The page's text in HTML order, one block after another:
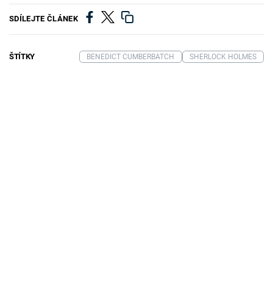
SDÍLEJTE ČLÁNEK
ŠTÍTKY BENEDICT CUMBERBATCH SHERLOCK HOLMES